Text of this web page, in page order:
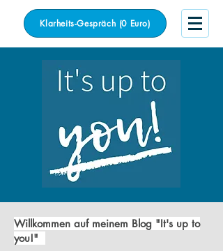
Klarheits-Gespräch (0 Euro)
Willkommen auf meinem Blog "It's up to
you!"